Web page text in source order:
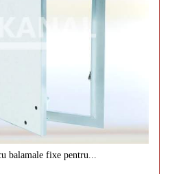
balamale fixe pentru...